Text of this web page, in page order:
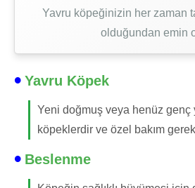
Yavru köpeğinizin her zaman
olduğundan emin
Yavru Köpek
Yeni doğmuş veya henüz genç
köpeklerdir ve özel bakım
Beslenme